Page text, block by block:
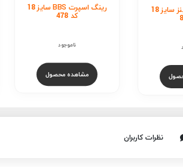
رینگ اسپرت BBS سایز 18 رینگ مرسدس بنز سایز 18
کد 274
ناموجود
مشاهده محصول
نظرات کاربران